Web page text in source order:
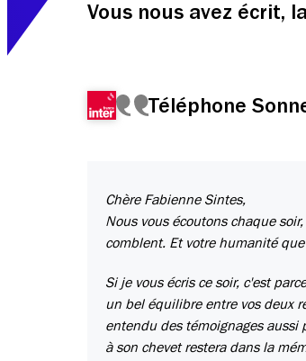
Vous nous avez écrit,
Téléphone
Chère Fabienne Sintes,
Nous vous écoutons chaque
comblent. Et votre humanité
Si je vous écris ce soir, c'est
un bel équilibre entre vos deux
entendu des témoignages aussi
à son chevet restera dans la